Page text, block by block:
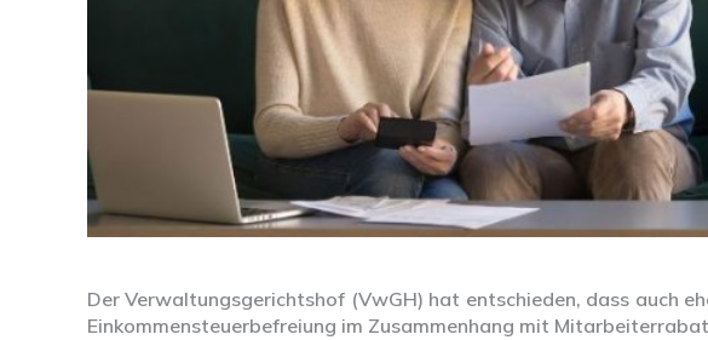
Der Verwaltungsgerichtshof (VwGH) hat entschieden, dass auch
Einkommensteuerbefreiung im Zusammenhang mit